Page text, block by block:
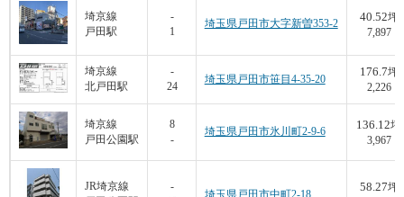
埼京線
戸田駅
-
1
埼玉県戸田市大字新曽353-2
40.52坪
7,897
埼京線
北戸田駅
-
24
埼玉県戸田市笹目4-35-20
176.7坪
2,226
埼京線
戸田公園駅
8
-
埼玉県戸田市氷川町2-9-6
136.12坪
3,967
JR埼京線
-
58.27坪